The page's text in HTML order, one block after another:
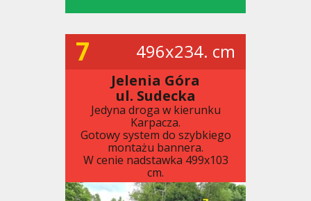
7 496x234. cm
Jelenia Góra
ul. Sudecka
Jedyna droga w kierunku
Karpacza.
Gotowy system do szybkiego
montażu bannera.
W cenie nadstawka 499x103
cm.